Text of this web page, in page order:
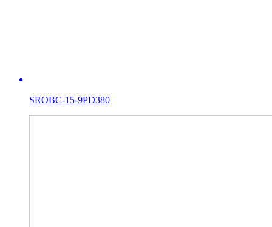
SROBC-15-9PD380